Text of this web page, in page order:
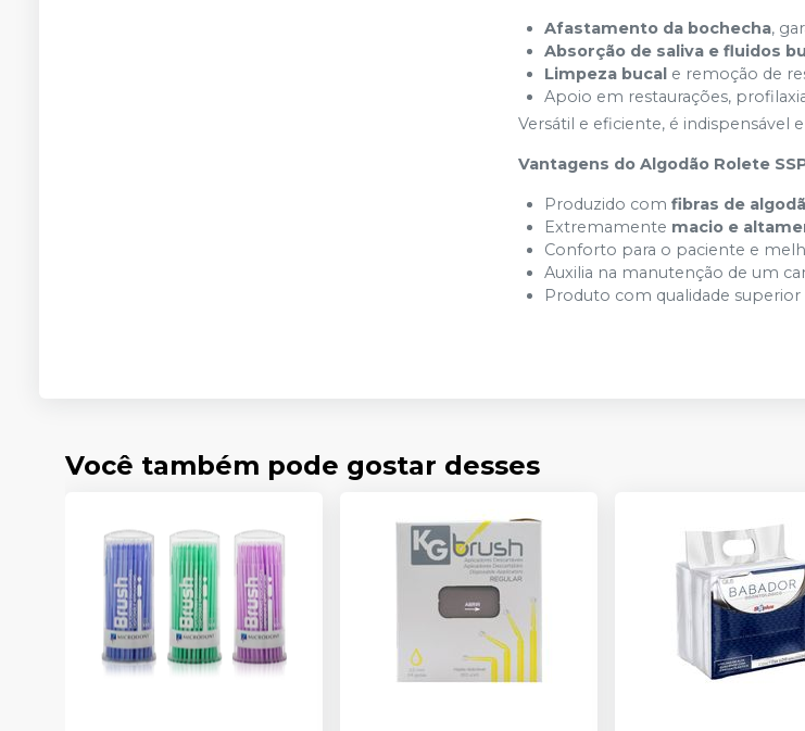
Afastamento da bochecha,
Absorção de saliva e fluidos
Limpeza bucal e remoção de
Apoio em restaurações,
Versátil e eficiente, é indispensável
Vantagens do Algodão Rolete
Produzido comfibras de
Extremamente macio e
Conforto para o paciente e
Auxilia na manutenção de um
Produto com qualidade
Você também pode gostar desses